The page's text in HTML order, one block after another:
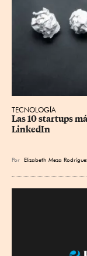
TECNOLOGÍA
Las 10 startups
LinkedIn
Por Elizabeth Meza